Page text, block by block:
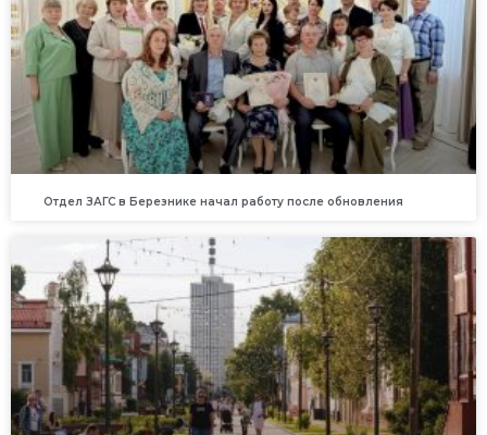
Отдел ЗАГС в Березнике начал работу после обновления